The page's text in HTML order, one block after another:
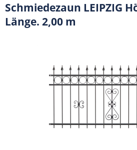
Schmiedezaun LEIPZIG
Länge. 2,00 m